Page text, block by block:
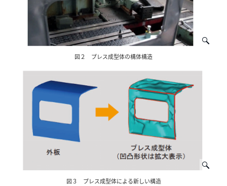
図２ プレス成型体の構体構造
図３ プレス成型体による新しい構造